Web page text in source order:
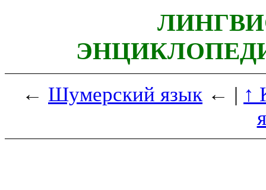
← Шумерский язык ← | ↑